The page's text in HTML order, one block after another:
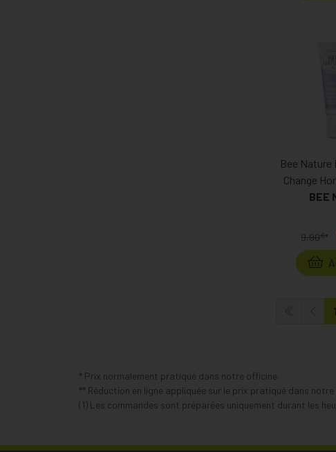
Bee Nature
Change
BEE
9,90€*
1
* Prix normalement pratiqué dans notre officine.
** Réduction en ligne appliquée sur le prix pratiqué dans notre
(1) Les commandes sont préparées uniquement durant les